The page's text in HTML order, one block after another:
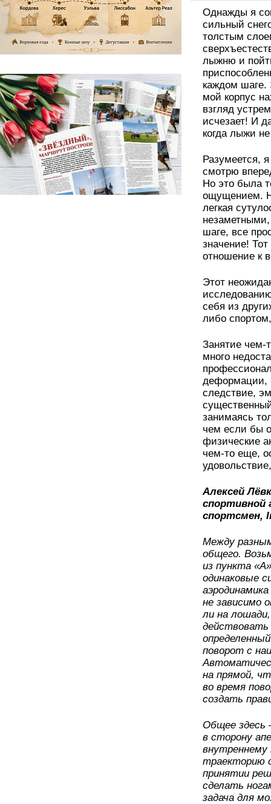
Однажды я
сильный
толстым
лыжню и
каждом шаге.
мой корпус
взгляд
исчезает! И
когда лыжи
Разумеется,
смотрю
Но это была
ощущением.
легкая
шаге, все
значение!
отношение к
Этот
себя из
либо
Занятие чем-
много
деформации,
следствие,
занимаясь
чем если бы
физические
чем-то еще,
Алексей
спортивной
спортсмен,
Между
общего.
из пункта
одинаковые
не зависимо
ли на
действовать
поворот с
на прямой,
во время
создать
Общее здесь
в сторону
внутреннему
траекторию
принятии
сделать
задача для